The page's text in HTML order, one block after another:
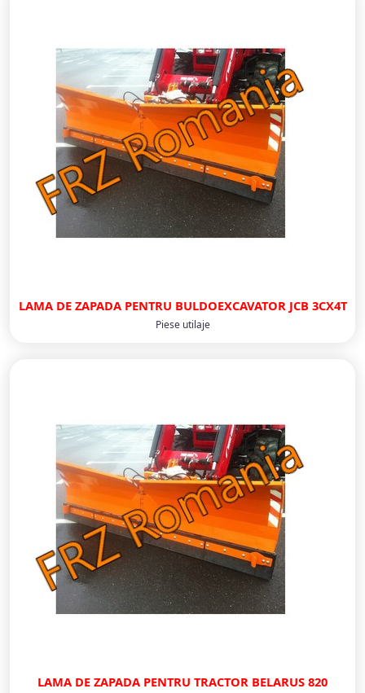
LAMA DE ZAPADA PENTRU BULDOEXCAVATOR JCB 3CX4T
Piese utilaje
LAMA DE ZAPADA PENTRU TRACTOR BELARUS 820